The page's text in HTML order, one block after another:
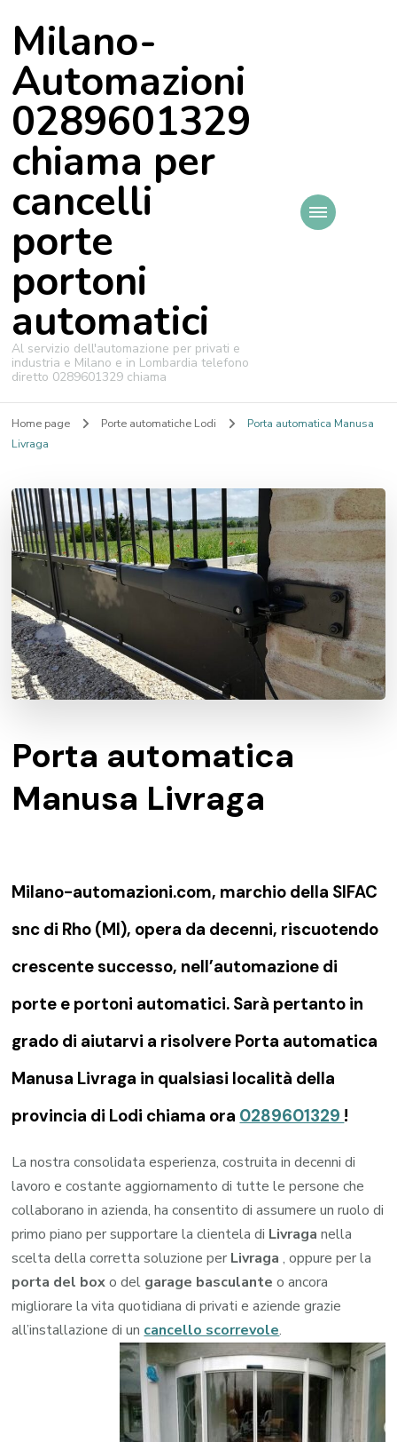
Milano-
Automazioni
0289601329
chiama per
cancelli
porte
portoni
automatici
Al servizio dell'automazione per privati e
industria e Milano e in Lombardia telefono
diretto 0289601329 chiama
Home page Porte automatiche Lodi
Porta automatica Manusa
Livraga
Porta automatica
Manusa Livraga
Milano-automazioni.com, marchio della SIFAC
snc di Rho (MI), opera da decenni, riscuotendo
crescente successo, nell’automazione di
porte e portoni automatici. Sarà pertanto in
grado di aiutarvi a risolvere Porta automatica
Manusa Livraga in qualsiasi località della
provincia di Lodi chiama ora 0289601329 !
La nostra consolidata esperienza, costruita in decenni di
lavoro e costante aggiornamento di tutte le persone che
collaborano in azienda, ha consentito di assumere un ruolo di
primo piano per supportare la clientela di Livraga nella
scelta della corretta soluzione per Livraga , oppure per la
porta del boxo del garage basculante o ancora
migliorare la vita quotidiana di privati e aziende grazie
all’installazione di un cancello scorrevole.